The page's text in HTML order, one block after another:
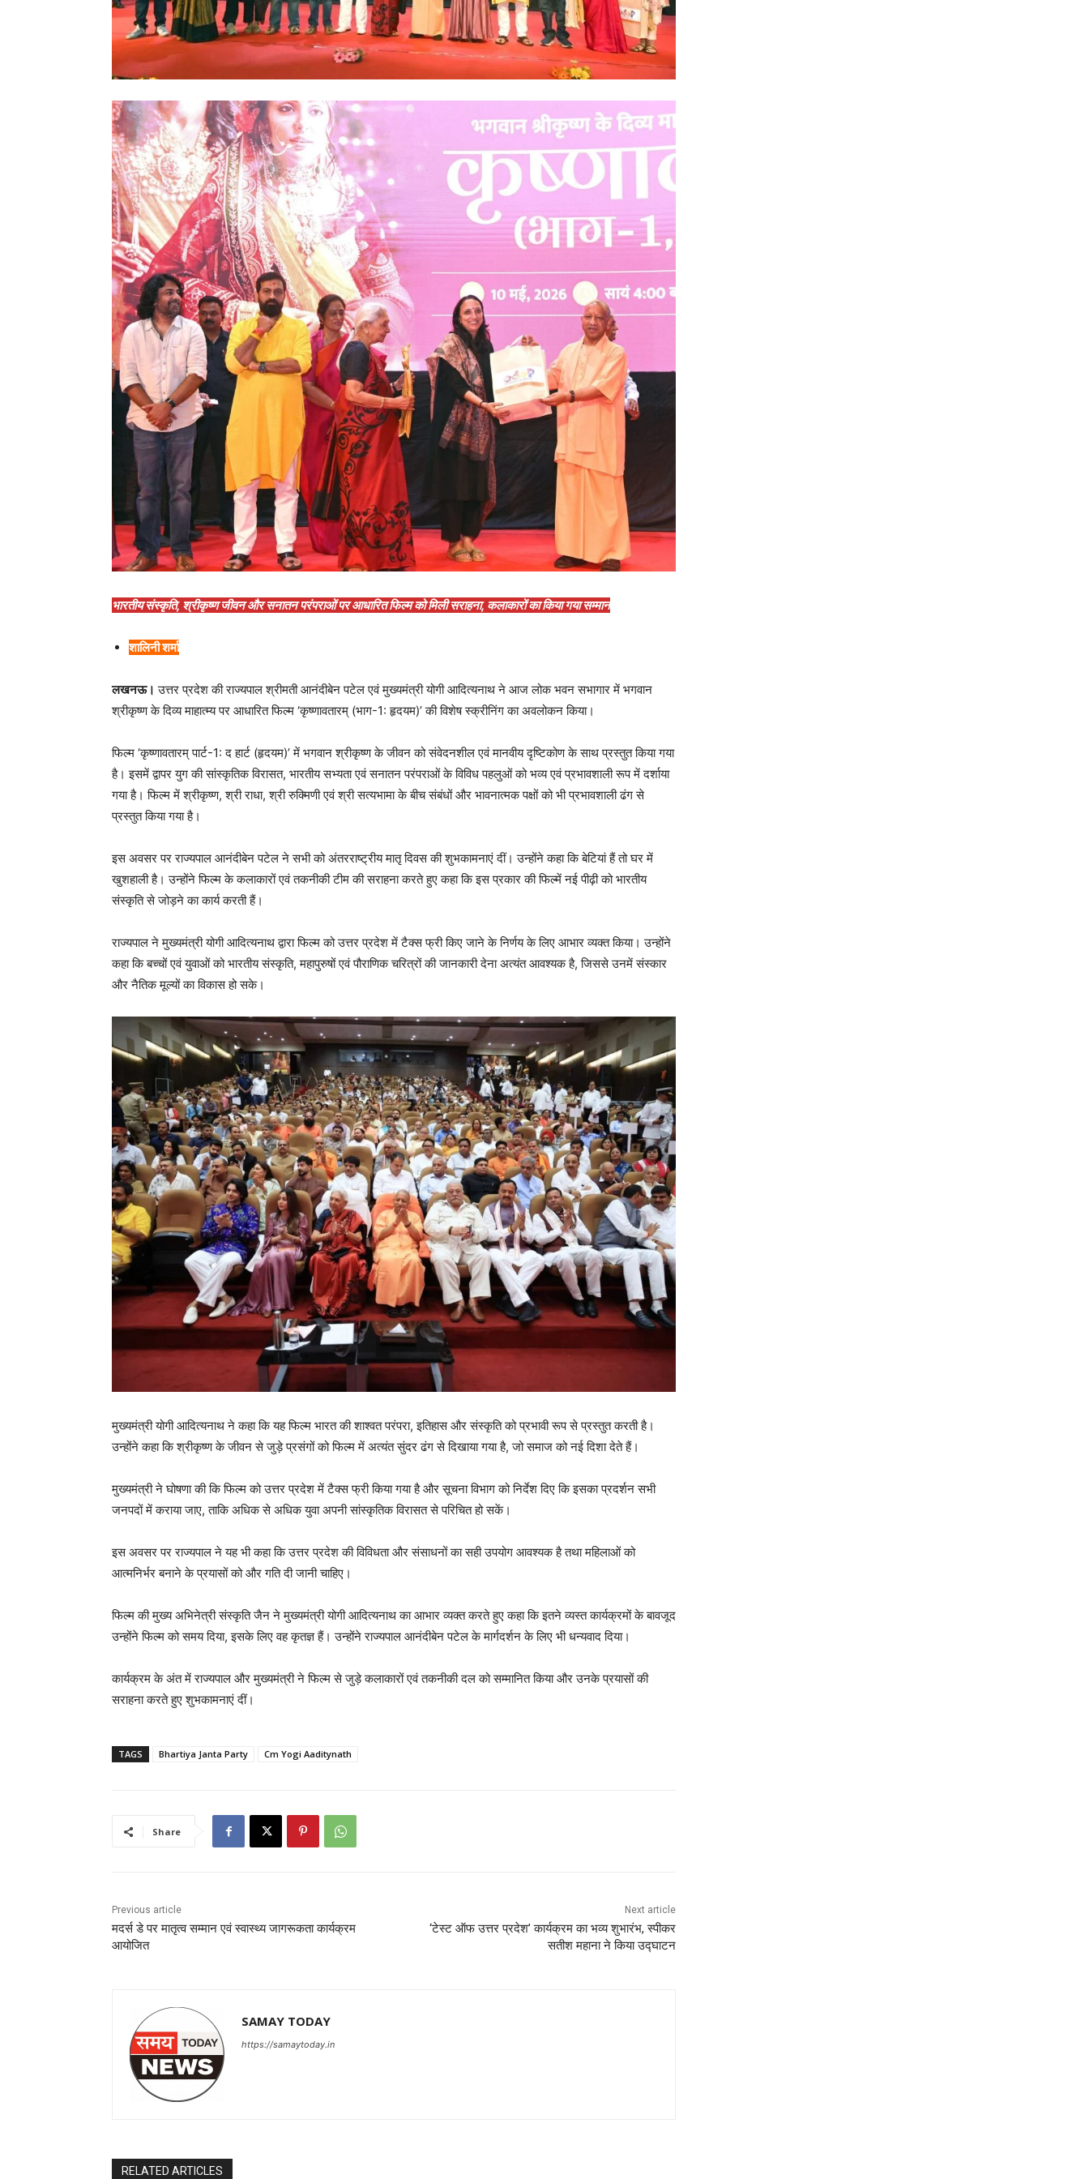
भारतीय संस्कृति, श्रीकृष्ण जीवन और सनातन परंपराओं पर आधारित फिल्म को मिली सराहना, कलाकारों का किया गया सम्मान
शालिनी शर्मा
लखनऊ। उत्तर प्रदेश की राज्यपाल श्रीमती आनंदीबेन पटेल एवं मुख्यमंत्री योगी आदित्यनाथ ने आज लोक भवन सभागार में भगवान
श्रीकृष्ण के दिव्य माहात्म्य पर आधारित फिल्म ‘कृष्णावतारम् (भाग-1: हृदयम)’ की विशेष स्क्रीनिंग का अवलोकन किया।
फिल्म ‘कृष्णावतारम् पार्ट-1: द हार्ट (हृदयम)’ में भगवान श्रीकृष्ण के जीवन को संवेदनशील एवं मानवीय दृष्टिकोण के साथ प्रस्तुत किया गया
है। इसमें द्वापर युग की सांस्कृतिक विरासत, भारतीय सभ्यता एवं सनातन परंपराओं के विविध पहलुओं को भव्य एवं प्रभावशाली रूप में दर्शाया
गया है। फिल्म में श्रीकृष्ण, श्री राधा, श्री रुक्मिणी एवं श्री सत्यभामा के बीच संबंधों और भावनात्मक पक्षों को भी प्रभावशाली ढंग से
प्रस्तुत किया गया है।
इस अवसर पर राज्यपाल आनंदीबेन पटेल ने सभी को अंतरराष्ट्रीय मातृ दिवस की शुभकामनाएं दीं। उन्होंने कहा कि बेटियां हैं तो घर में
खुशहाली है। उन्होंने फिल्म के कलाकारों एवं तकनीकी टीम की सराहना करते हुए कहा कि इस प्रकार की फिल्में नई पीढ़ी को भारतीय
संस्कृति से जोड़ने का कार्य करती हैं।
राज्यपाल ने मुख्यमंत्री योगी आदित्यनाथ द्वारा फिल्म को उत्तर प्रदेश में टैक्स फ्री किए जाने के निर्णय के लिए आभार व्यक्त किया। उन्होंने
कहा कि बच्चों एवं युवाओं को भारतीय संस्कृति, महापुरुषों एवं पौराणिक चरित्रों की जानकारी देना अत्यंत आवश्यक है, जिससे उनमें संस्कार
और नैतिक मूल्यों का विकास हो सके।
मुख्यमंत्री योगी आदित्यनाथ ने कहा कि यह फिल्म भारत की शाश्वत परंपरा, इतिहास और संस्कृति को प्रभावी रूप से प्रस्तुत करती है।
उन्होंने कहा कि श्रीकृष्ण के जीवन से जुड़े प्रसंगों को फिल्म में अत्यंत सुंदर ढंग से दिखाया गया है, जो समाज को नई दिशा देते हैं।
मुख्यमंत्री ने घोषणा की कि फिल्म को उत्तर प्रदेश में टैक्स फ्री किया गया है और सूचना विभाग को निर्देश दिए कि इसका प्रदर्शन सभी
जनपदों में कराया जाए, ताकि अधिक से अधिक युवा अपनी सांस्कृतिक विरासत से परिचित हो सकें।
इस अवसर पर राज्यपाल ने यह भी कहा कि उत्तर प्रदेश की विविधता और संसाधनों का सही उपयोग आवश्यक है तथा महिलाओं को
आत्मनिर्भर बनाने के प्रयासों को और गति दी जानी चाहिए।
फिल्म की मुख्य अभिनेत्री संस्कृति जैन ने मुख्यमंत्री योगी आदित्यनाथ का आभार व्यक्त करते हुए कहा कि इतने व्यस्त कार्यक्रमों के बावजूद
उन्होंने फिल्म को समय दिया, इसके लिए वह कृतज्ञ हैं। उन्होंने राज्यपाल आनंदीबेन पटेल के मार्गदर्शन के लिए भी धन्यवाद दिया।
कार्यक्रम के अंत में राज्यपाल और मुख्यमंत्री ने फिल्म से जुड़े कलाकारों एवं तकनीकी दल को सम्मानित किया और उनके प्रयासों की
सराहना करते हुए शुभकामनाएं दीं।
TAGS Bhartiya Janta Party Cm Yogi Aaditynath
Share
Previous article
मदर्स डे पर मातृत्व सम्मान एवं स्वास्थ्य जागरूकता कार्यक्रम
आयोजित
Next article
‘टेस्ट ऑफ उत्तर प्रदेश’ कार्यक्रम का भव्य शुभारंभ, स्पीकर
सतीश महाना ने किया उद्घाटन
SAMAY TODAY
https://samaytoday.in
RELATED ARTICLES